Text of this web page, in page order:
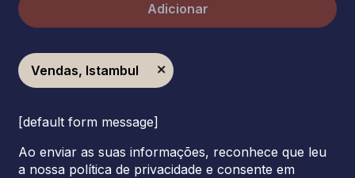
Adicionar
Vendas, Istambul
[default form message]
Ao enviar as suas informações, reconhece que leu
a nossa política de privacidade e consente em